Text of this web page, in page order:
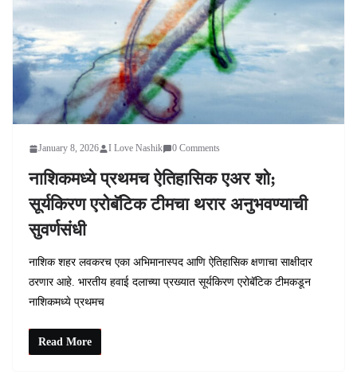
January 8, 2026 I Love Nashik 0 Comments
नाशिकमध्ये प्रथमच ऐतिहासिक एअर शो;
सूर्यकिरण एरोबॅटिक टीमचा थरार अनुभवण्याची
सुवर्णसंधी
नाशिक शहर लवकरच एका अभिमानास्पद आणि ऐतिहासिक क्षणाचा साक्षीदार
ठरणार आहे. भारतीय हवाई दलाच्या प्रख्यात सूर्यकिरण एरोबॅटिक टीमकडून
नाशिकमध्ये प्रथमच
Read More